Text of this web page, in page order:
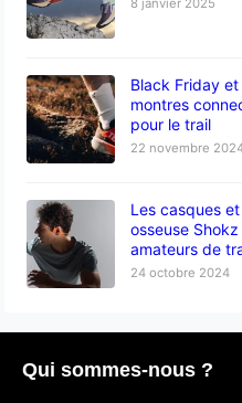
8 janvier 2025
Black Friday
montres
pour le trail
22 novembre
Les casques
osseuse
amateurs de
24 octobre 2024
Qui sommes-nous ?